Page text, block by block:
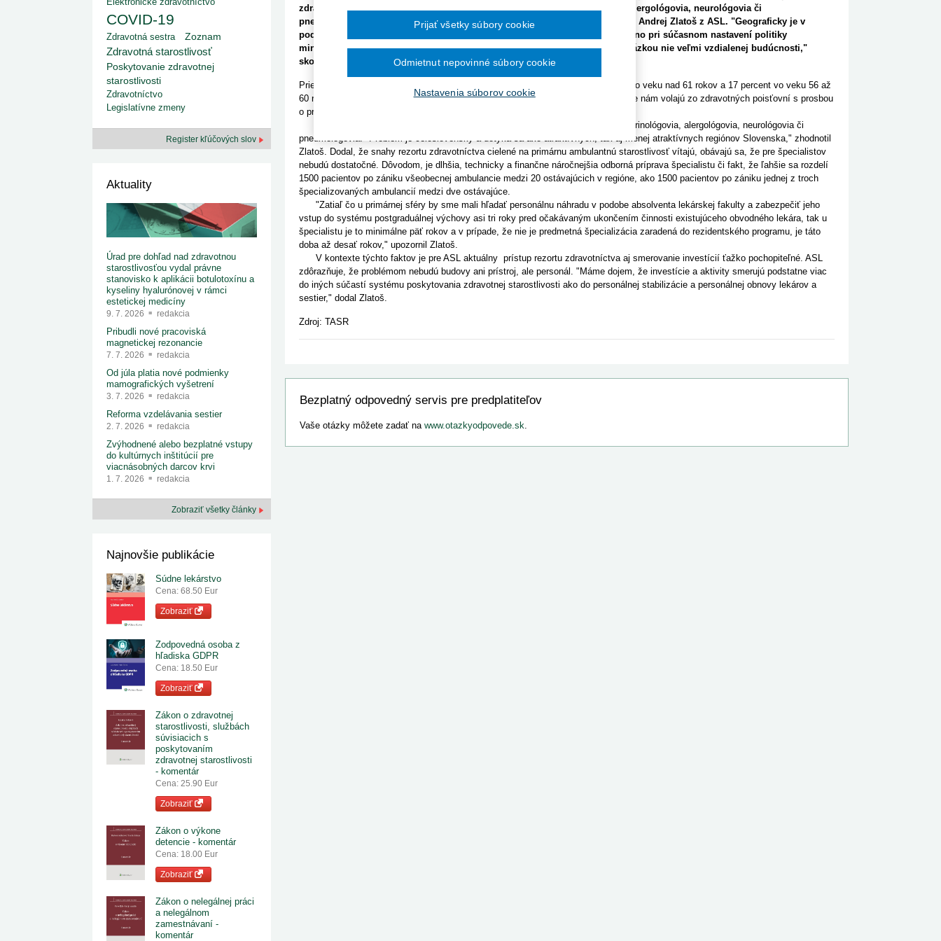
Ministerstvo zdravotníctva zverejnilo aktualizovaný
zoznam kategori...
29. 6. 2026
redakcia
kategorizovaných špeciálnych ...
29. 6. 2026
Výzva na podporu dostupnosti zdravotnej
starostlivosti v centrách z...
2015
Od 1. augusta 2026 sa začína šesťmesačné prechodné obdobie na
Ročník 2013
Ročník 2012
zdravotníctva na nedostatok lekárov - špecialistov. Chýbajú diabetológovia, alergológovia, neurológovia či
pneumológovia. Problémom je tiež ich veková štruktúra. Pre TASR to uviedol Andrej Zlatoš z ASL. "Geograficky je v
podstate vecou náhody, v ktorom regióne aké špecializácie sú nedostatkové, no pri súčasnom nastavení politiky
ministerstva zdravotníctva voči ambulantnej sfére je jej personálny kolaps otázkou nie veľmi vzdialenej budúcnosti,"
skonštatoval Zlatoš.
Prieskum ASL v roku 2017 ukázal, že v tom roku 40,9 percenta špecialistov bolo vo veku nad 61 rokov a 17 percent vo veku 56 až
60 rokov. "Ambulancie špecialistov zanikajú bez náhrady a je už bežnou praxou, že nám volajú zo zdravotných poisťovní s prosbou
o prijatie ich poistenca u našich členov," priblížil Zlatoš.
Medzi najviac nedostatkové odbornosti patria podľa ASL diabetológovia, endokrinológovia, alergológovia, neurológovia či
pneumológovia. "Problém je celoslovenský a dotýka sa ako atraktívnych, tak aj menej atraktívnych regiónov Slovenska," zhodnotil
Zlatoš. Dodal, že snahy rezortu zdravotníctva cielené na primárnu ambulantnú starostlivosť vítajú, obávajú sa, že pre špecialistov
nebudú dostatočné. Dôvodom, je dlhšia, technicky a finančne náročnejšia odborná príprava špecialistu či fakt, že ľahšie sa rozdelí
1500 pacientov po zániku všeobecnej ambulancie medzi 20 ostávajúcich v regióne, ako 1500 pacientov po zániku jednej z troch
špecializovaných ambulancií medzi dve ostávajúce.
"Zatiaľ čo u primárnej sféry by sme mali hľadať personálnu náhradu v podobe absolventa lekárskej fakulty a zabezpečiť jeho
vstup do systému postgraduálnej výchovy asi tri roky pred očakávaným ukončením činnosti existujúceho obvodného lekára, tak u
špecialistu je to minimálne päť rokov a v prípade, že nie je predmetná špecializácia zaradená do rezidentského programu, je táto
doba až desať rokov," upozornil Zlatoš.
V kontexte týchto faktov je pre ASL aktuálny prístup rezortu zdravotníctva aj smerovanie investícií ťažko pochopiteľné. ASL
zdôrazňuje, že problémom nebudú budovy ani prístroj, ale personál. "Máme dojem, že investície a aktivity smerujú podstatne viac
do iných súčastí systému poskytovania zdravotnej starostlivosti ako do personálnej stabilizácie a personálnej obnovy lekárov a
sestier," dodal Zlatoš.
Zdroj: TASR
Bezplatný odpovedný servis pre predplatiteľov
Vaše otázky môžete zadať na www.otazkyodpovede.sk.
COVID-19
Zdravotná sestra Zoznam
Zdravotná starostlivosť
Poskytovanie zdravotnej
starostlivosti
Zdravotníctvo
Legislatívne zmeny
Register kľúčových slov
Aktuality
Úrad pre dohľad nad zdravotnou
starostlivosťou vydal právne
stanovisko k aplikácii botulotoxínu a
kyseliny hyalurónovej v rámci
estetickej medicíny
9. 7. 2026 redakcia
Pribudli nové pracoviská
magnetickej rezonancie
7. 7. 2026 redakcia
Od júla platia nové podmienky
mamografických vyšetrení
3. 7. 2026 redakcia
Reforma vzdelávania sestier
2. 7. 2026 redakcia
Zvýhodnené alebo bezplatné vstupy
do kultúrnych inštitúcií pre
viacnásobných darcov krvi
1. 7. 2026 redakcia
Zobraziť všetky články
Najnovšie publikácie
Súdne lekárstvo
Cena: 68.50 Eur
Zobraziť
Zodpovedná osoba z
hľadiska GDPR
Cena: 18.50 Eur
Zobraziť
Zákon o zdravotnej
starostlivosti, službách
súvisiacich s
poskytovaním
zdravotnej starostlivosti
- komentár
Cena: 25.90 Eur
Zobraziť
Zákon o výkone
detencie - komentár
Cena: 18.00 Eur
Zobraziť
Zákon o nelegálnej práci
a nelegálnom
zamestnávaní -
komentár
Nastavenia súborov cookie
Odmietnut nepovinné súbory cookie
Prijať všetky súbory cookie